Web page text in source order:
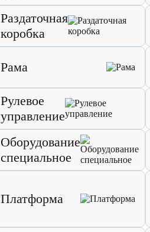
Раздаточная
коробка
Рама
Рулевое
управление
Оборудование
специальное
Платформа